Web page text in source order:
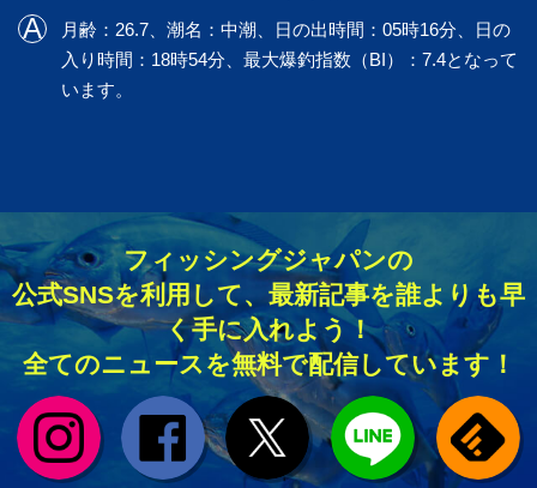
月齢：26.7、潮名：中潮、日の出時間：05時16分、日の
入り時間：18時54分、最大爆釣指数（BI）：7.4となって
います。
フィッシングジャパンの
公式SNSを利用して、最新記事を誰よりも早
く手に入れよう！
全てのニュースを無料で配信しています！